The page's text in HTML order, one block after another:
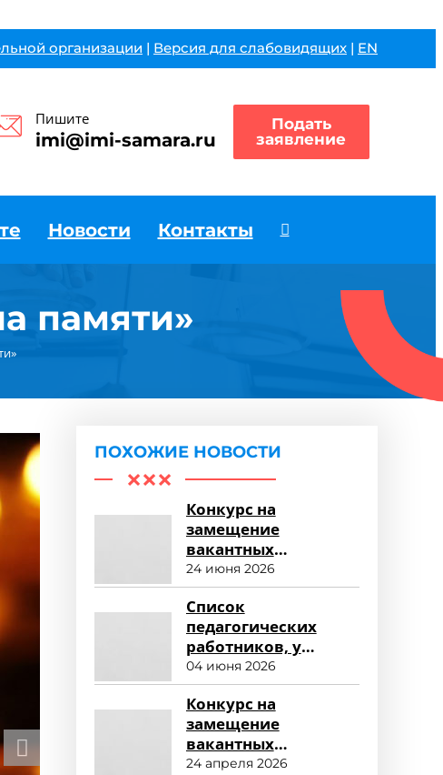
организации | Версия для слабовидящих | EN
Пишите
imi@imi-samara.ru
Подать
заявление
Новости Контакты
памяти»
ПОХОЖИЕ НОВОСТИ
Конкурс на
замещение
вакантных
должностей
профессорско-
преподавательского
состава
24 июня 2026
Список
педагогических
работников, у
которых в 2026-2027
учебном году
истекает срок
действия трудового
договора
04 июня 2026
Конкурс на
замещение
вакантных
должностей научных
24 апреля 2026